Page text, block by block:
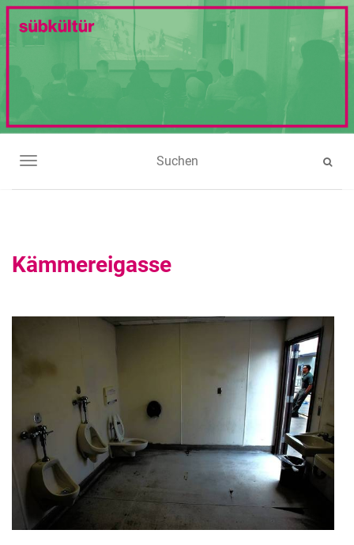
NAVIGATION UMSCHALTEN
Kämmereigasse